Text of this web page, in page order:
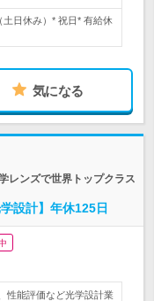
日休み）* 祝日* 有給休
気になる
レンズで世界トップクラス
設計】年休125日
性能評価など光学設計業